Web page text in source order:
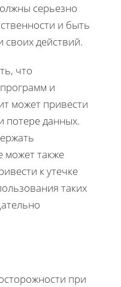
серьезно
и быть
своих действий.
что
и
может привести
потере данных.
может также
к утечке
таких
при